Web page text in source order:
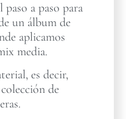
a paso para
un álbum de
aplicamos
media.
es decir,
de